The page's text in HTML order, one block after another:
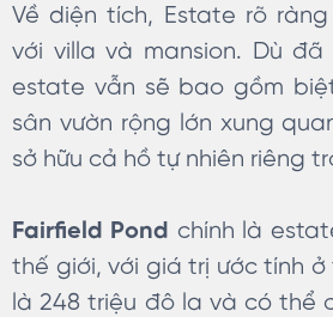
Về diện tích, Estate rõ
với villa và mansion. Dù
estate vẫn sẽ bao gồm
sân vườn rộng lớn xung
sở hữu cả hồ tự nhiên riêng
Fairfield Pond chính là
thế giới, với giá trị ước tính
là 248 triệu đô la và có thể